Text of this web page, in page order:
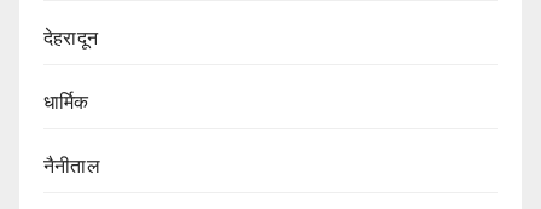
देहरादून
धार्मिक
नैनीताल